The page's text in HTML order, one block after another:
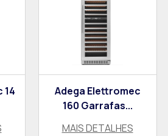
14
Adega Elettromec
160 Garrafas...
MAIS DETALHES